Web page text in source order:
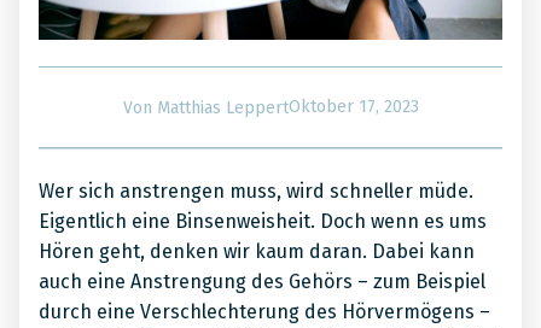
Von Matthias LeppertOktober 17, 2023
Wer sich anstrengen muss, wird schneller müde.
Eigentlich eine Binsenweisheit. Doch wenn es ums
Hören geht, denken wir kaum daran. Dabei kann
auch eine Anstrengung des Gehörs – zum Beispiel
durch eine Verschlechterung des Hörvermögens –